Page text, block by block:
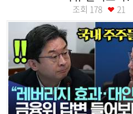
조회 178 21